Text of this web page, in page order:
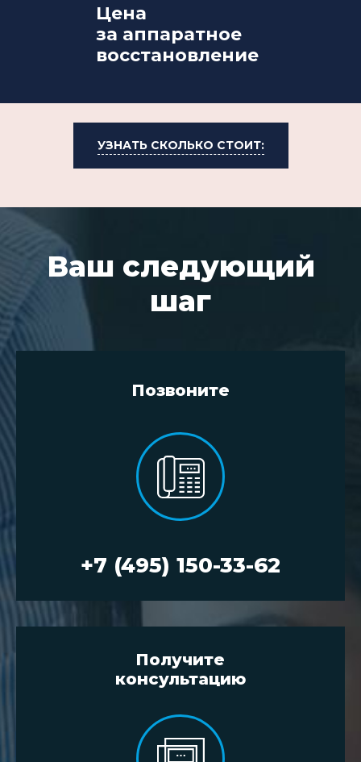
Цена
за аппаратное
восстановление
УЗНАТЬ СКОЛЬКО СТОИТ:
Ваш следующий
шаг
Позвоните
+7 (495) 150-33-62
Получите
консультацию